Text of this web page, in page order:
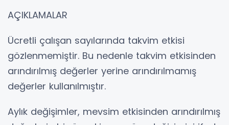
AÇIKLAMALAR
Ücretli çalışan sayılarında takvim etkisi
gözlenmemiştir. Bu nedenle takvim etkisinden
arındırılmış değerler yerine arındırılmamış
değerler kullanılmıştır.
Aylık değişimler, mevsim etkisinden arındırılmış